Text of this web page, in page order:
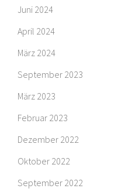
Juni 2024
April 2024
März 2024
September 2023
März 2023
Februar 2023
Dezember 2022
Oktober 2022
September 2022